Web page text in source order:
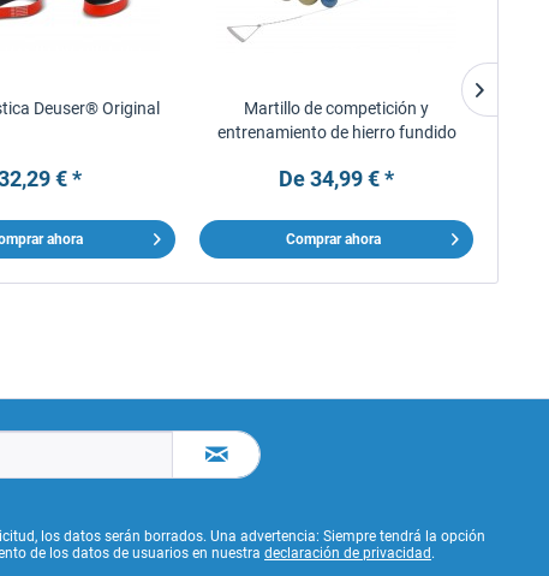
Deuser® Original
€ *
ahora
Martillo de competición y
entrenamiento de hierro fundido
De 34,99 € *
Comprar ahora
los datos serán borrados. Una advertencia: Siempre tendrá la opción
de los datos de usuarios en nuestra declaración de privacidad .